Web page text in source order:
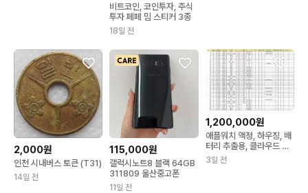
비트코인, 코인투자, 주식
투자 페페 밈 스티커 3종
18일 전
2,000원
인천 시내버스 토큰 (T31)
14일 전
115,000원
갤럭시노트8 블랙 64GB
311809 울산중고폰
11일 전
1,200,000원
애플워치 액정, 하우징, 배
터리 추출용, 클라우드 락,
부품용
3일 전